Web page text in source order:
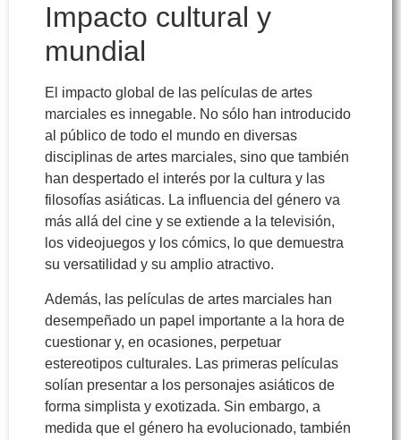
Impacto cultural y
mundial
El impacto global de las películas de artes
marciales es innegable. No sólo han introducido
al público de todo el mundo en diversas
disciplinas de artes marciales, sino que también
han despertado el interés por la cultura y las
filosofías asiáticas. La influencia del género va
más allá del cine y se extiende a la televisión,
los videojuegos y los cómics, lo que demuestra
su versatilidad y su amplio atractivo.
Además, las películas de artes marciales han
desempeñado un papel importante a la hora de
cuestionar y, en ocasiones, perpetuar
estereotipos culturales. Las primeras películas
solían presentar a los personajes asiáticos de
forma simplista y exotizada. Sin embargo, a
medida que el género ha evolucionado, también